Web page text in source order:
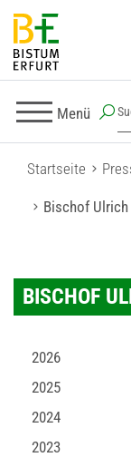
Menü
Startseite
Bischof
BISCHOF
2026
2025
2024
2023